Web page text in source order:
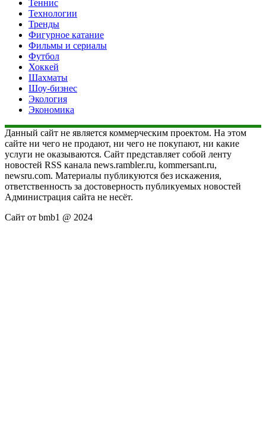
Теннис
Технологии
Тренды
Фигурное катание
Фильмы и сериалы
Футбол
Хоккей
Шахматы
Шоу-бизнес
Экология
Экономика
Данный сайт не является коммерческим проектом. На этом
сайте ни чего не продают, ни чего не покупают, ни какие
услуги не оказываются. Сайт представляет собой ленту
новостей RSS канала news.rambler.ru, kommersant.ru,
newsru.com. Материалы публикуются без искажения,
ответственность за достоверность публикуемых новостей
Администрация сайта не несёт.
Сайт от bmb1 @ 2024